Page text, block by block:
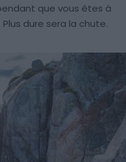
que vous êtes à
dure sera la chute.